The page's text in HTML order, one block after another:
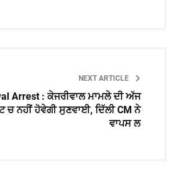
NEXT ARTICLE
Arrest : ਕੇਜਰੀਵਾਲ ਮਾਮਲੇ ਦੀ ਅੱਜ
ਚ ਨਹੀਂ ਹੋਵੇਗੀ ਸੁਣਵਾਈ, ਦਿੱਲੀ CM ਨੇ
ਵਾਪਸ ਲ